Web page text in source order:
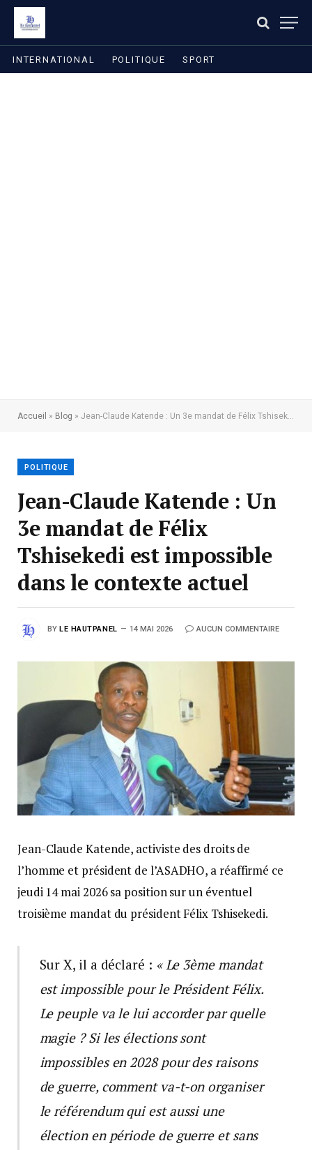
INTERNATIONAL POLITIQUE SPORT
Accueil » Blog » Jean-Claude Katende : Un 3e mandat de Félix Tshisekedi est impossible dans le contexte actuel
POLITIQUE
Jean-Claude Katende : Un
3e mandat de Félix
Tshisekedi est impossible
dans le contexte actuel
BY LE HAUTPANEL 14 MAI 2026 AUCUN COMMENTAIRE
Jean-Claude Katende, activiste des droits de
l’homme et président de l’ASADHO, a réaffirmé ce
jeudi 14 mai 2026 sa position sur un éventuel
troisième mandat du président Félix Tshisekedi.
Sur X, il a déclaré : « Le 3ème mandat
est impossible pour le Président Félix.
Le peuple va le lui accorder par quelle
magie ? Si les élections sont
impossibles en 2028 pour des raisons
de guerre, comment va-t-on organiser
le référendum qui est aussi une
élection en période de guerre et sans